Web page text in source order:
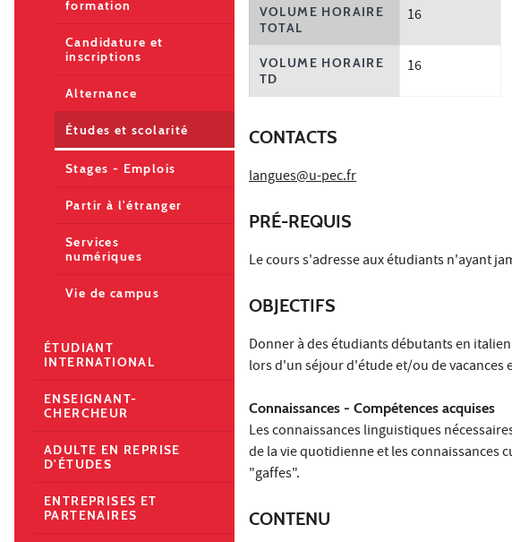
VOLUME HORAIRE
TOTAL
16
VOLUME HORAIRE
TD
16
CONTACTS
langues@u-pec.fr
PRÉ-REQUIS
Le cours s'adresse aux étudiants n'ayant
OBJECTIFS
Donner à des étudiants débutants en
lors d'un séjour d'étude et/ou de vacances
Connaissances - Compétences acquises
Les connaissances linguistiques
de la vie quotidienne et les
"gaffes".
CONTENU
formation
Candidature et
inscriptions
Alternance
Études et scolarité
Stages - Emplois
Partir à l'étranger
Services
numériques
Vie de campus
ÉTUDIANT
INTERNATIONAL
ENSEIGNANT-
CHERCHEUR
ADULTE EN REPRISE
D'ÉTUDES
ENTREPRISES ET
PARTENAIRES